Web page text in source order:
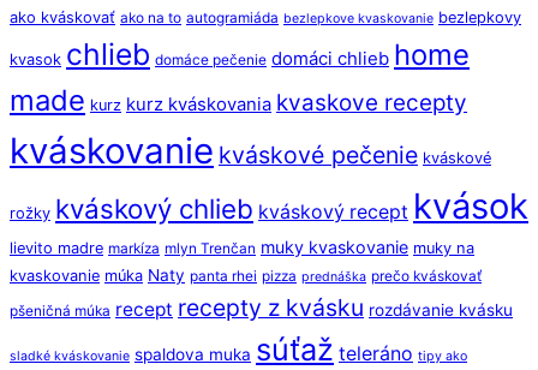
ako kváskovať ako na to autogramiáda bezlepkove kvaskovanie bezlepkovy
kvasok chlieb domáce pečenie domáci chlieb home
made kurz kurz kváskovania kvaskove recepty
kváskovanie kváskové pečenie kváskové
rožky kváskový chlieb kváskový recept kvások
lievito madre markíza mlyn Trenčan muky kvaskovanie muky na
kvaskovanie múka Naty panta rhei pizza prednáška prečo kváskovať
pšeničná múka recept recepty z kvásku rozdávanie kvásku
sladké kváskovanie spaldova muka súťaž teleráno tipy ako